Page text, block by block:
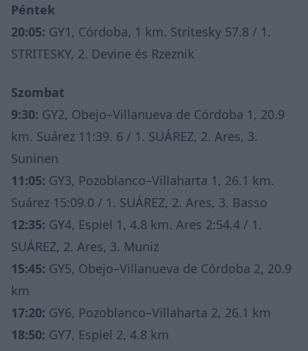
Péntek
20:05: GY1, Córdoba, 1 km. Stritesky 57.8 / 1.
STRITESKY, 2. Devine és Rzeznik
Szombat
9:30: GY2, Obejo–Villanueva de Córdoba 1, 20.9
km. Suárez 11:39. 6 / 1. SUÁREZ, 2. Ares, 3.
Suninen
11:05: GY3, Pozoblanco–Villaharta 1, 26.1 km.
Suárez 15:09.0 / 1. SUÁREZ, 2. Ares, 3. Basso
12:35: GY4, Espiel 1, 4.8 km. Ares 2:54.4 / 1.
SUÁREZ, 2. Ares, 3. Muniz
15:45: GY5, Obejo–Villanueva de Córdoba 2, 20.9
km
17:20: GY6, Pozoblanco–Villaharta 2, 26.1 km
18:50: GY7, Espiel 2, 4.8 km